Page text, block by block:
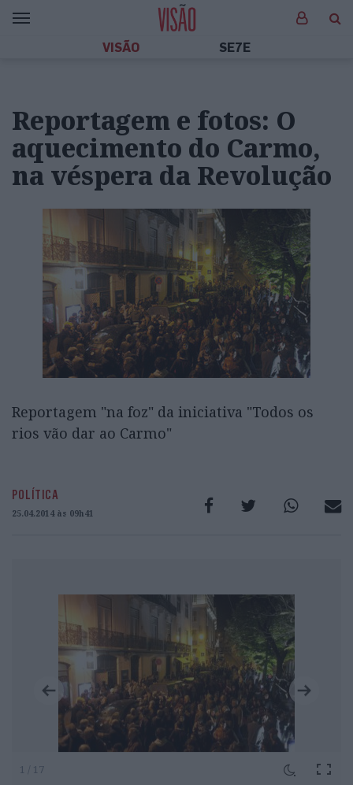
VISÃO SE7E
Reportagem e fotos: O
aquecimento do Carmo,
na véspera da Revolução
Reportagem "na foz" da iniciativa "Todos os
rios vão dar ao Carmo"
POLÍTICA
25.04.2014 às 09h41
1 / 17